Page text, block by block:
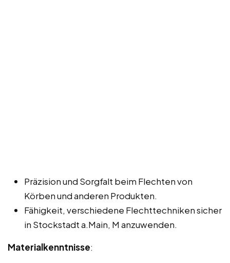
Präzision und Sorgfalt beim Flechten von
Körben und anderen Produkten.
Fähigkeit, verschiedene Flechttechniken sicher
in Stockstadt a.Main, M anzuwenden.
Materialkenntnisse: